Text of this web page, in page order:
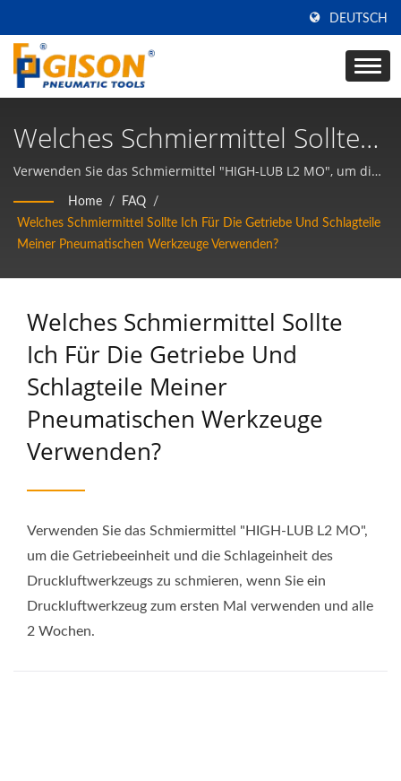
DEUTSCH
Welches Schmiermittel Sollte
Ich Für Die Getriebe Und
Schlagteile Meiner
Pneumatischen Werkzeuge
Verwenden? | Hersteller Von
Druckluftwerkzeugen Und
Pneumatischen
Handwerkzeugen Aus Taiwan
| Gison
Verwenden Sie das Schmiermittel "HIGH-LUB L2 MO", um die
Getriebeeinheit und die Schlageinheit des
Druckluftwerkzeugs zu schmieren, wenn Sie ein
Druckluftwerkzeug zum ersten Mal verwenden und alle 2
Home / FAQ
/
Welches Schmiermittel Sollte Ich Für Die Getriebe Und Schlagteile
Meiner Pneumatischen Werkzeuge Verwenden?
Welches Schmiermittel Sollte
Ich Für Die Getriebe Und
Schlagteile Meiner
Pneumatischen Werkzeuge
Verwenden?
Verwenden Sie das Schmiermittel "HIGH-LUB L2 MO",
um die Getriebeeinheit und die Schlageinheit des
Druckluftwerkzeugs zu schmieren, wenn Sie ein
Druckluftwerkzeug zum ersten Mal verwenden und alle
2 Wochen.